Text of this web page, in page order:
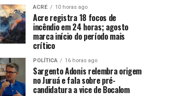
ACRE 10 horas ago
Acre registra 18 focos de
incêndio em 24 horas; agosto
marca início do período mais
crítico
POLÍTICA 16 horas ago
Sargento Adonis relembra origem
no Juruá e fala sobre pré-
candidatura a vice de Bocalom